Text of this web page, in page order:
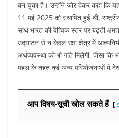
बन चुका है। उन्होंने जोर देकर कहा कि
11 मई 2025 को स्थापित हुई थी,
साथ भारत की वैश्विक स्तर पर बढ़ती
उद्घाटन से न केवल रक्षा क्षेत्र में
अर्थव्यवस्था को भी गति मिलेगी, जैसा कि
पहल के तहत कई अन्य परियोजनाओं में
आप विषय-सूची खोल सकते हैं